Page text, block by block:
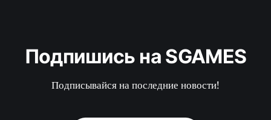
Подпишись на SGAMES
Подписывайся на последние новости!